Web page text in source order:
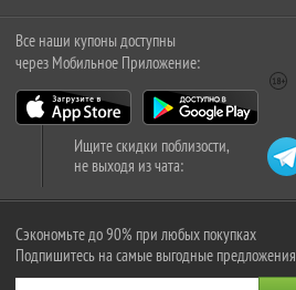
Все наши купоны доступны
через Мобильное Приложение:
Ищите скидки поблизости,
не выходя из чата:
Сэкономьте до 90% при любых покупках
Подпишитесь на самые выгодные предложения